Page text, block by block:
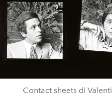
Contact sheets di